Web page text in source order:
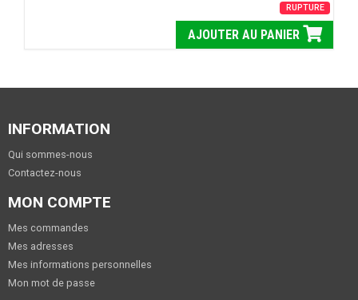
RUPTURE
AJOUTER AU PANIER
INFORMATION
Qui sommes-nous
Contactez-nous
MON COMPTE
Mes commandes
Mes adresses
Mes informations personnelles
Mon mot de passe